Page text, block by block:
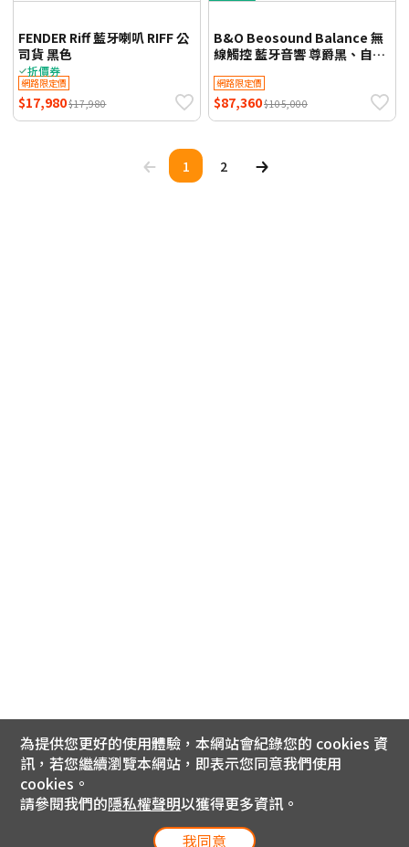
FENDER Riff 藍牙喇叭 RIFF 公
司貨 黑色
折價券
網路限定價
$17,980$17,980
B&O Beosound Balance 無
線觸控 藍牙音響 尊爵黑、自然
網路限定價
$87,360$105,000
1 2
為提供您更好的使用體驗，本網站會紀錄您的 cookies 資
訊，若您繼續瀏覽本網站，即表示您同意我們使用
cookies。
請參閱我們的隱私權聲明以獲得更多資訊。
我同意